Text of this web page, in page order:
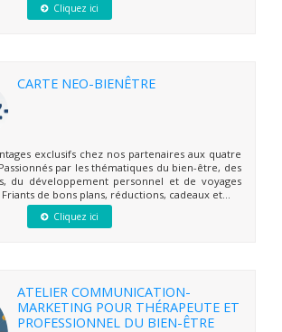
Cliquez ici
CARTE NEO-BIENÊTRE
exclusifs chez nos partenaires aux quatre
par les thématiques du bien-être, des
du développement personnel et de voyages
de bons plans, réductions, cadeaux et...
Cliquez ici
ATELIER COMMUNICATION-
MARKETING POUR THÉRAPEUTE ET
PROFESSIONNEL DU BIEN-ÊTRE